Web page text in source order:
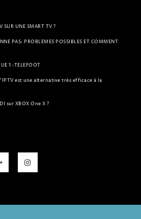
SUR UNE SMART TV ?
PAS: PROBLEMES POSSIBLES ET COMMENT
1 :TELEFOOT
est une alternative très efficace à la
sur XBOX One X ?